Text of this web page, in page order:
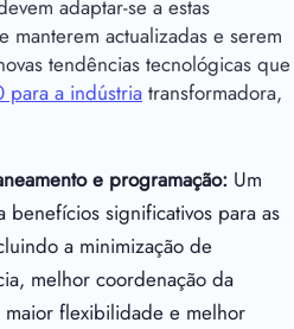
adaptar-se a estas
manterem actualizadas e serem
tendências tecnológicas que
para a indústria transformadora,
e programação: Um
benefícios significativos para as
a minimização de
melhor coordenação da
flexibilidade e melhor